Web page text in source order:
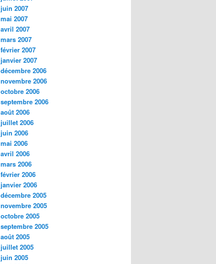
juin 2007
mai 2007
avril 2007
mars 2007
février 2007
janvier 2007
décembre 2006
novembre 2006
octobre 2006
septembre 2006
août 2006
juillet 2006
juin 2006
mai 2006
avril 2006
mars 2006
février 2006
janvier 2006
décembre 2005
novembre 2005
octobre 2005
septembre 2005
août 2005
juillet 2005
juin 2005